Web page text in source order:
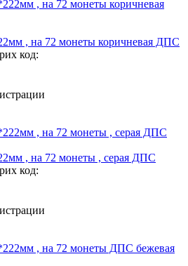
, на 72 монеты коричневая ДПС
код:
, на 72 монеты , серая ДПС
код: